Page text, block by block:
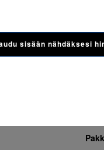
3M
sisään nähdäksesi